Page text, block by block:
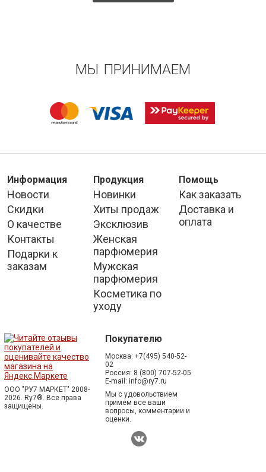
МЫ ПРИНИМАЕМ
Информация
Новости
Скидки
О качестве
Контакты
Подарки к
заказам
Продукция
Новинки
Хиты продаж
Эксклюзив
Женская
парфюмерия
Мужская
парфюмерия
Косметика по
уходу
Помощь
Как заказать
Доставка и
оплата
ООО "РУ7 МАРКЕТ" 2008-
2026. Ry7®. Все права
защищены.
Покупателю
Москва: +7(495) 540-52-
02
Россия: 8 (800) 707-52-05
E-mail: info@ry7.ru
Мы с удовольствием
примем все ваши
вопросы, комментарии и
оценки.